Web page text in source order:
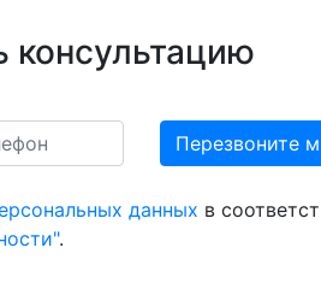
консультацию
данных в
.